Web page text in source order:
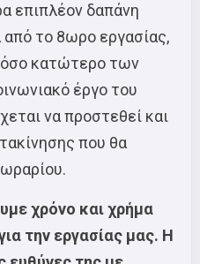
επιπλέον δαπάνη
το 8ωρο εργασίας,
κατώτερο των
έργο του
να προστεθεί και
που θα
χρόνο και χρήμα
την εργασίας μας. Η